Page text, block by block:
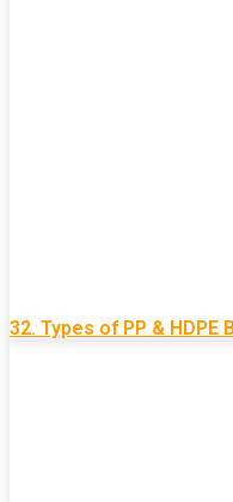
32. Types of PP &